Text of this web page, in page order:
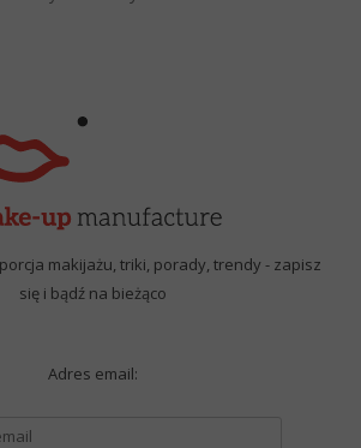
makijażu, triki, porady, trendy - zapisz
się i bądź na bieżąco
Adres email: